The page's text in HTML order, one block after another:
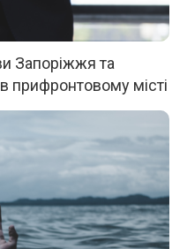
Запоріжжя та
прифронтовому місті